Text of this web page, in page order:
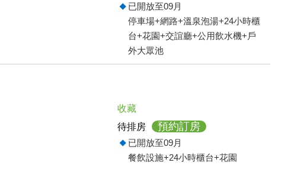
已開放至09月
停車場+網路+溫泉泡湯+24小時櫃
台+花園+交誼廳+公用飲水機+戶
外大眾池
收藏
待排房
預約訂房
已開放至09月
餐飲設施+24小時櫃台+花園